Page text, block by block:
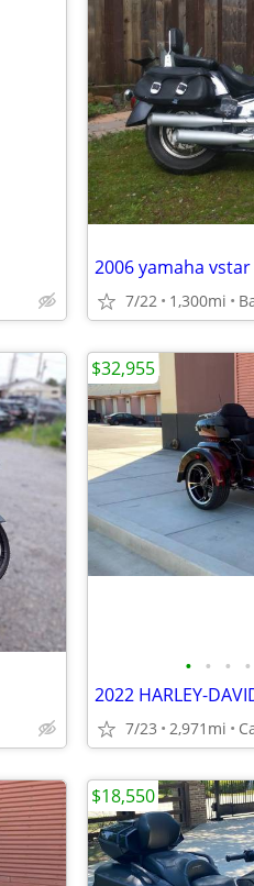
2006 yamaha vstar
7/22 1,300mi
• • • •
2022 HARLEY-
7/23 2,971mi
$32,955
$18,550